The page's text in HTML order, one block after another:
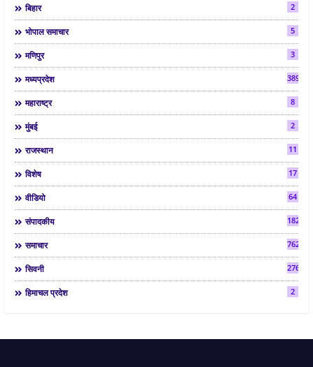
बिहार 2
भोपाल समाचार 5
मणिपुर 3
मध्यप्रदेश 3892
महाराष्ट्र 8
मुंबई 2
राजस्थान 11
विशेष 17
वीडियो 64
संपादकीय 182
समाचार 7624
सिवनी 2763
हिमाचल प्रदेश 2